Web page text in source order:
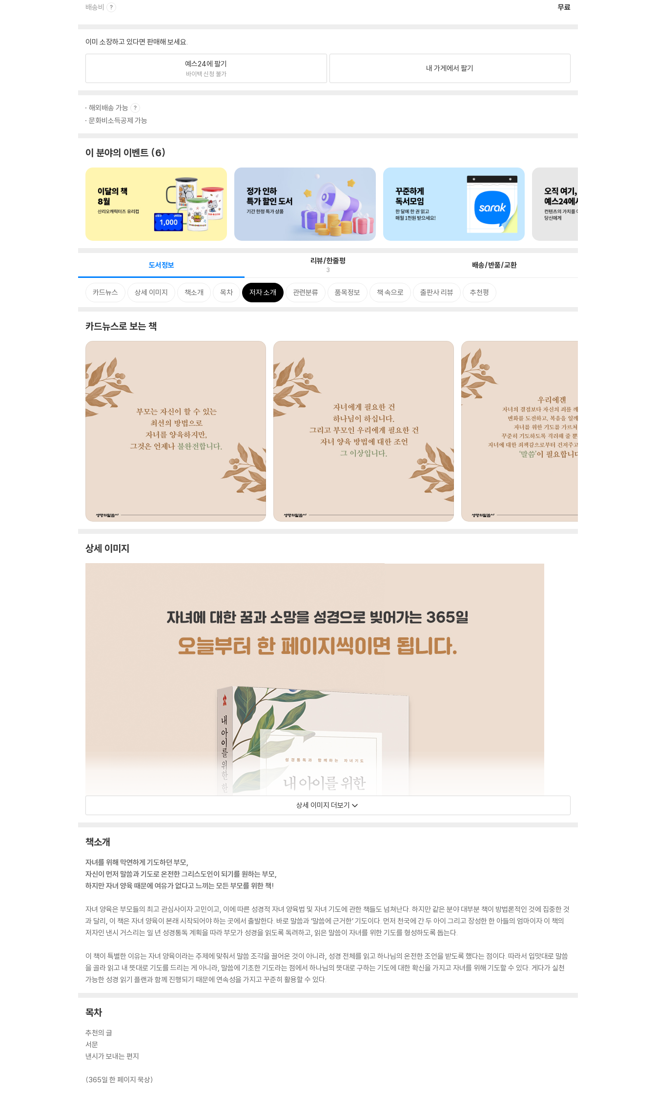
배송비 무료
이미 소장하고 있다면 판매해 보세요.
예스24에 팔기
바이백 신청 불가
내 가게에서 팔기
해외배송 가능
문화비소득공제 가능
이 분야의 이벤트 6
도서정보 리뷰/한줄평
3 배송/반품/교환
카드뉴스 상세 이미지 책소개 목차 저자 소개 관련분류 품목정보 책 속으로 출판사 리뷰 추천평
카드뉴스로 보는 책
상세 이미지
상세 이미지 더보기
책소개
자녀를 위해 막연하게 기도하던 부모,
자신이 먼저 말씀과 기도로 온전한 그리스도인이 되기를 원하는 부모,
하지만 자녀 양육 때문에 여유가 없다고 느끼는 모든 부모를 위한 책!
자녀 양육은 부모들의 최고 관심사이자 고민이고, 이에 따른 성경적 자녀 양육법 및 자녀 기도에 관한 책들도 넘쳐난다. 하지만 같은 분야 대부분 책이 방법론적인 것에 집중한 것
과 달리, 이 책은 자녀 양육이 본래 시작되어야 하는 곳에서 출발한다. 바로 말씀과 ‘말씀에 근거한’ 기도이다. 먼저 천국에 간 두 아이 그리고 장성한 한 아들의 엄마이자 이 책의
저자인 낸시 거스리는 일 년 성경통독 계획을 따라 부모가 성경을 읽도록 독려하고, 읽은 말씀이 자녀를 위한 기도를 형성하도록 돕는다.
이 책이 특별한 이유는 자녀 양육이라는 주제에 맞춰서 말씀 조각을 끌어온 것이 아니라, 성경 전체를 읽고 하나님의 온전한 조언을 받도록 했다는 점이다. 따라서 입맛대로 말씀
을 골라 읽고 내 뜻대로 기도를 드리는 게 아니라, 말씀에 기초한 기도라는 점에서 하나님의 뜻대로 구하는 기도에 대한 확신을 가지고 자녀를 위해 기도할 수 있다. 게다가 실천
가능한 성경 읽기 플랜과 함께 진행되기 때문에 연속성을 가지고 꾸준히 활용할 수 있다.
목차
추천의 글
서문
낸시가 보내는 편지
(365일 한 페이지 묵상)